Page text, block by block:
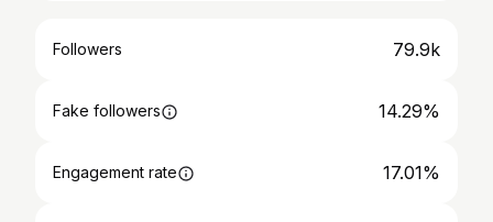
Followers 79.9k
Fake followers 14.29%
Engagement rate 17.01%